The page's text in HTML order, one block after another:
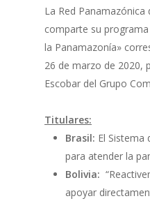
La Red Panamazónica
comparte su programa
la Panamazonía»
26 de marzo de 2020,
Escobar del Grupo
Titulares:
Brasil: El Sistema
para atender la
Bolivia:
apoyar